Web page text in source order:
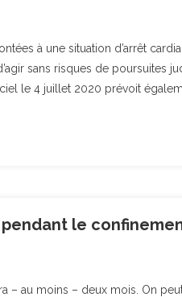
à une situation d’arrêt
sans risques de poursuites
le 4 juillet 2020 prévoit
le
– au moins – deux mois. On